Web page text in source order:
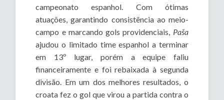
campeonato espanhol. Com ótimas
atuações, garantindo consistência ao meio-
campo e marcando gols providenciais, Paša
ajudou o limitado time espanhol a terminar
em 13º lugar, porém a equipe faliu
financeiramente e foi rebaixada à segunda
divisão. Em um dos melhores resultados, o
croata fez o gol que virou a partida contra o